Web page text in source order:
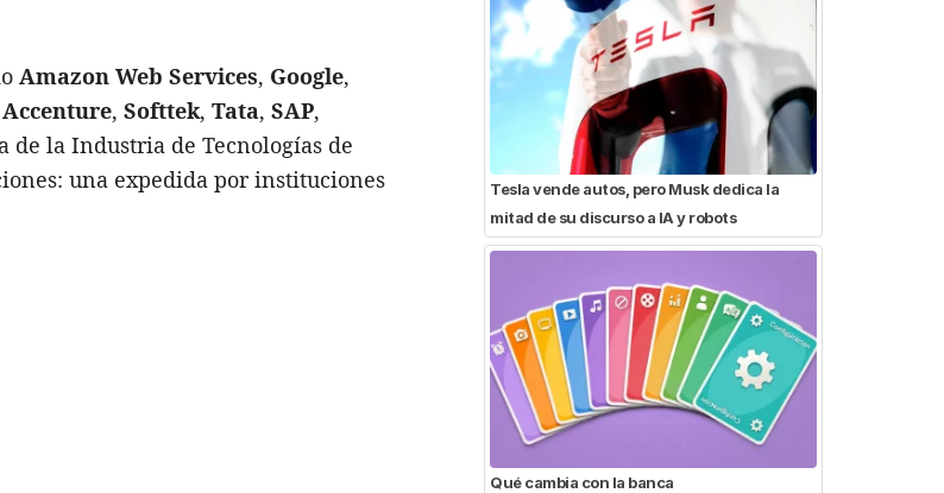
Amazon Web Services, Google,
Accenture, Softtek, Tata, SAP,
de la Industria de Tecnologías de
una expedida por instituciones
Tesla vende autos, pero Musk dedica la
mitad de su discurso a IA y robots
Qué cambia con la banca